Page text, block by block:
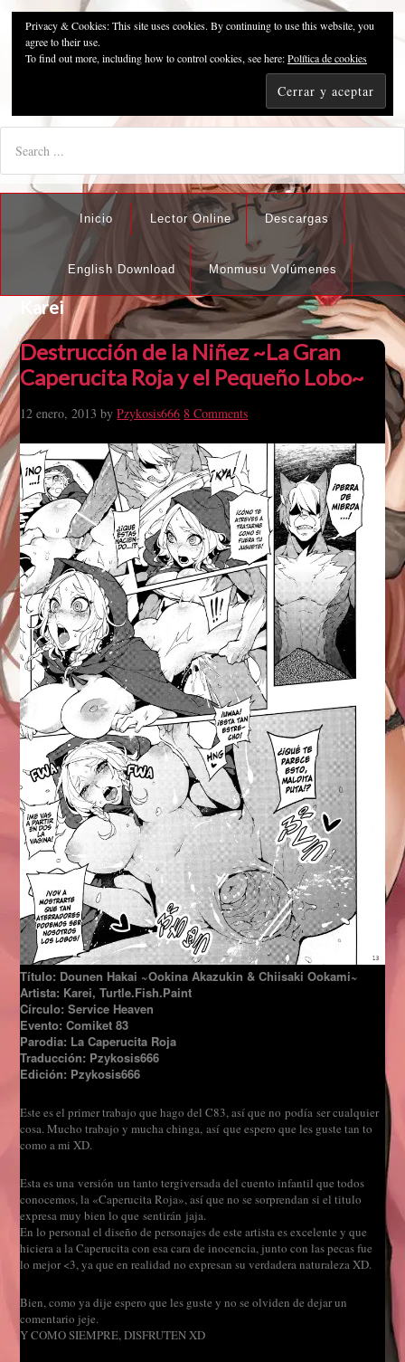
Pzykosis666HFansub
"I'm the best there is at what I do, but what I do best isn't very
Inicio Lector Online Descargas
English Download Monmusu Volúmenes
Karei
Destrucción de la Niñez ~La Gran
Caperucita Roja y el Pequeño Lobo~
12 enero, 2013 byPzykosis666 8 Comments
Título: Dounen Hakai ~Ookina Akazukin & Chiisaki Ookami~
Artista: Karei, Turtle.Fish.Paint
Círculo: Service Heaven
Evento: Comiket 83
Parodia: La Caperucita Roja
Traducción: Pzykosis666
Edición: Pzykosis666
Este es el primer trabajo que hago del C83, así que no podía ser cualquier
cosa. Mucho trabajo y mucha chinga, así que espero que les guste tan to
como a mi XD.
Esta es una versión un tanto tergiversada del cuento infantil que todos
conocemos, la «Caperucita Roja», así que no se sorprendan si el titulo
expresa muy bien lo que sentirán jaja.
En lo personal el diseño de personajes de este artista es excelente y que
hiciera a la Caperucita con esa cara de inocencia, junto con las pecas fue
lo mejor <3, ya que en realidad no expresan su verdadera naturaleza XD.
Bien, como ya dije espero que les guste y no se olviden de dejar un
comentario jeje.
Y COMO SIEMPRE, DISFRUTEN XD
Privacy & Cookies: This site uses cookies. By continuing to use this website, you
agree to their use.
To find out more, including how to control cookies, see here:Política de cookies